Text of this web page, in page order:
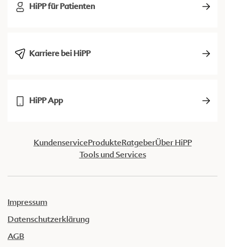
HiPP für Patienten
Karriere bei HiPP
HiPP App
KundenserviceProdukteRatgeberÜber HiPP
Tools und Services
Impressum
Datenschutzerklärung
AGB